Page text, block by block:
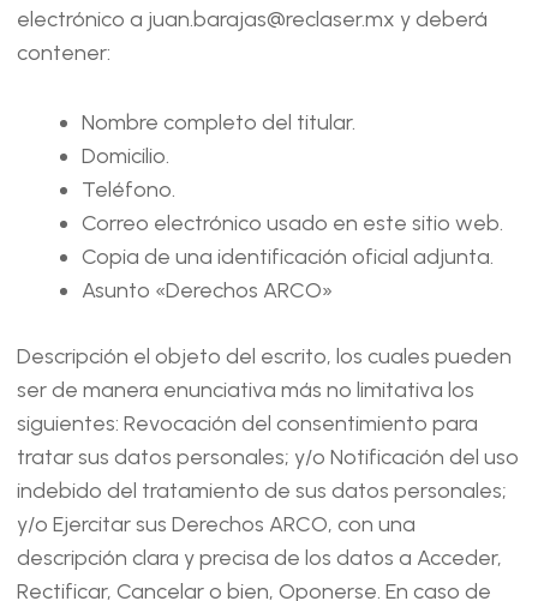
electrónico a juan.barajas@reclaser.mx y deberá
contener:
Nombre completo del titular.
Domicilio.
Teléfono.
Correo electrónico usado en este sitio web.
Copia de una identificación oficial adjunta.
Asunto «Derechos ARCO»
Descripción el objeto del escrito, los cuales pueden
ser de manera enunciativa más no limitativa los
siguientes: Revocación del consentimiento para
tratar sus datos personales; y/o Notificación del uso
indebido del tratamiento de sus datos personales;
y/o Ejercitar sus Derechos ARCO, con una
descripción clara y precisa de los datos a Acceder,
Rectificar, Cancelar o bien, Oponerse. En caso de